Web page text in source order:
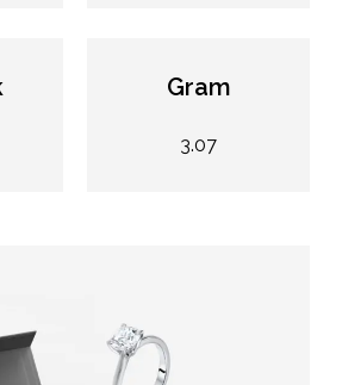
Gram
3.07